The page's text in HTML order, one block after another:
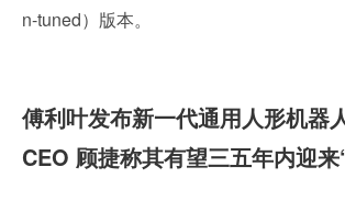
n-tuned）版本。
傅利叶发布新一代通用人形机器
CEO 顾捷称其有望三五年内迎